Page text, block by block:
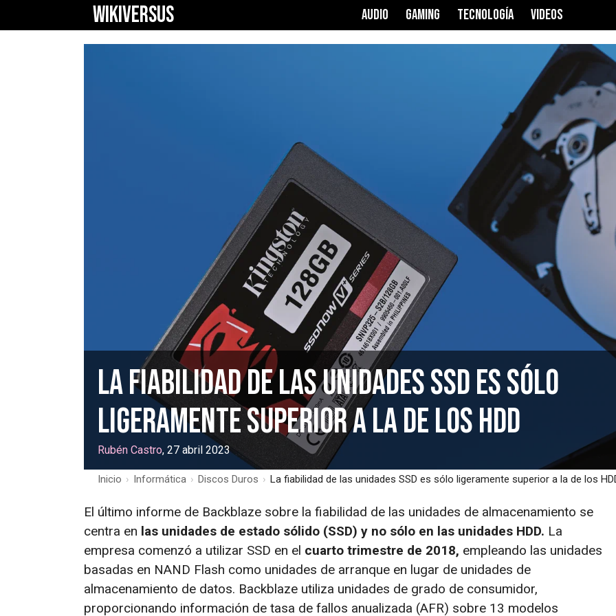
WIKIVERSUS AUDIO GAMING TECNOLOGÍA VIDEOS
La fiabilidad de las unidades SSD es sólo
ligeramente superior a la de los HDD
Rubén Castro, 27 abril 2023
Inicio › Informática › Discos Duros › La fiabilidad de las unidades SSD es sólo ligeramente superior a la de los
El último informe de Backblaze sobre la fiabilidad de las unidades de almacenamiento se
centra en las unidades de estado sólido (SSD) y no sólo en las unidades HDD. La
empresa comenzó a utilizar SSD en el cuarto trimestre de 2018, empleando las unidades
basadas en NAND Flash como unidades de arranque en lugar de unidades de
almacenamiento de datos. Backblaze utiliza unidades de grado de consumidor,
proporcionando información de tasa de fallos anualizada (AFR) sobre 13 modelos